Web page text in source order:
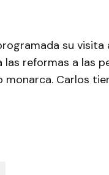
su visita
reformas a las
monarca. Carlos